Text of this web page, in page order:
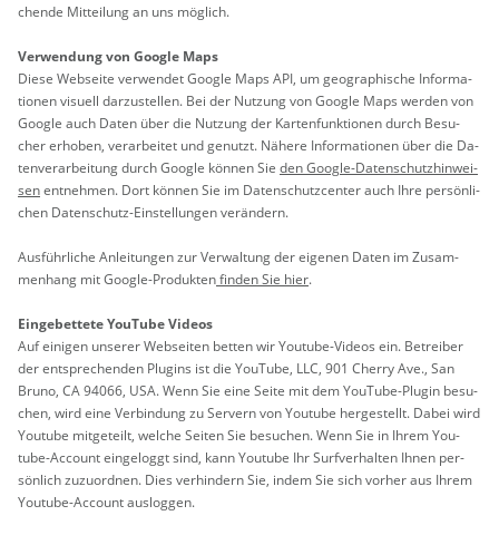
chen­de Mit­tei­lung an uns mög­lich.
Ver­wen­dung von Goog­le Maps
Diese Web­sei­te ver­wen­det Goog­le Maps API, um geo­gra­phi­sche In­for­ma­
tio­nen vi­su­ell dar­zu­stel­len. Bei der Nut­zung von Goog­le Maps wer­den von
Goog­le auch Daten über die Nut­zung der Kar­ten­funk­tio­nen durch Be­su­
cher er­ho­ben, ver­ar­bei­tet und ge­nutzt. Nä­he­re In­for­ma­tio­nen über die Da­
ten­ver­ar­bei­tung durch Goog­le kön­nen Sie den Goog­le-Da­ten­schutz­hin­wei­
senent­neh­men. Dort kön­nen Sie im Da­ten­schutz­cen­ter auch Ihre per­sön­li­
chen Da­ten­schutz-Ein­stel­lun­gen ver­än­dern.
Aus­führ­li­che An­lei­tun­gen zur Ver­wal­tung der ei­ge­nen Daten im Zu­sam­
men­hang mit Goog­le-Pro­duk­tenfin­den Sie hier.
Ein­ge­bet­te­te You­Tube Vi­de­os
Auf ei­ni­gen un­se­rer Web­sei­ten bet­ten wir You­tube-Vi­de­os ein. Be­trei­ber
der ent­spre­chen­den Plugins ist die You­Tube, LLC, 901 Cher­ry Ave., San
Bruno, CA 94066, USA. Wenn Sie eine Seite mit dem You­Tube-Plu­gin be­su­
chen, wird eine Ver­bin­dung zu Ser­vern von You­tube her­ge­stellt. Dabei wird
You­tube mit­ge­teilt, wel­che Sei­ten Sie be­su­chen. Wenn Sie in Ihrem You­
tube-Ac­count ein­ge­loggt sind, kann You­tube Ihr Surf­ver­hal­ten Ihnen per­
sön­lich zu­zu­ord­nen. Dies ver­hin­dern Sie, indem Sie sich vor­her aus Ihrem
You­tube-Ac­count aus­log­gen.